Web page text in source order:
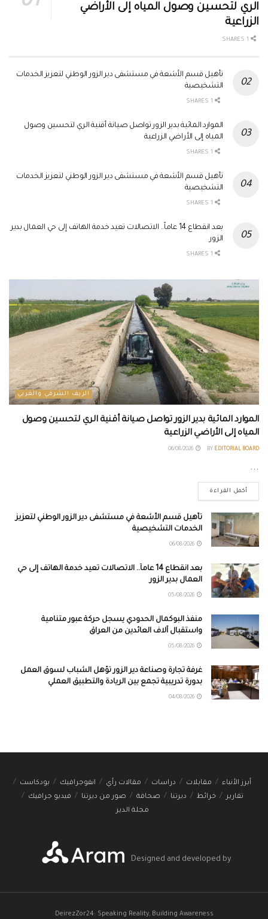
الري لتحسين وصول المياه إلى الأراضي
الزراعية
تأهيل قسم الأشعة في مستشفى دير الزور الوطني لتعزيز الخدمات
التشخيصية
الموارد المائية بدير الزور تواصل صيانة أقنية الري لتحسين وصول
المياه إلى الأراضي الزراعية
تأهيل قسم الأشعة في مستشفى دير الزور الوطني لتعزيز الخدمات
التشخيصية
بعد انقطاع 14 عاماً.. الاتصالات تعيد خدمة الهاتف إلى حي العمال بدير
الزور
الريف الشرقي والغربي
الموارد المائية بدير الزور تواصل صيانة أقنية الري لتحسين وصول
المياه إلى الأراضي الزراعية
BY EDITORIAL BOARD
...
أكمل القراءة
تأهيل قسم الأشعة في مستشفى دير الزور الوطني لتعزيز
الخدمات التشخيصية
بعد انقطاع 14 عاماً.. الاتصالات تعيد خدمة الهاتف إلى حي
العمال بدير الزور
منفذ البوكمال الحدودي يسجل حركة عبور متنامية
واستقبال آلاف العائدين من العراق
غرفة تجارة وصناعة دير الزور تؤهل الشباب لسوق العمل
بدورة تدريبية تجمع بين الريادة والتطبيق العملي
أبرز الأنباء مقابلات دراسات مقالات رأي انفوجرافيك
بودكاست
تقارير
خرائط ديرتنا صحافة صور من ديرتنا
فيديو جرافيك
مجلة الدير
Designed and developed by
DeirezZor24: Speaking Reality, Building Awareness